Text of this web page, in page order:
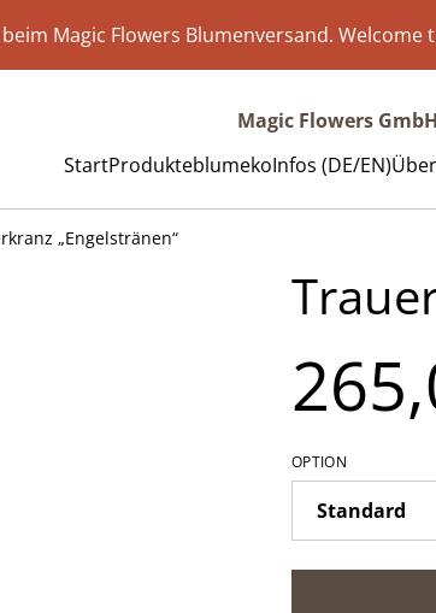
Magic Flowers Blumenversand. Welcome
Magic Flowers GmbH
StartProdukteblumekoInfos (DE/EN)
„Engelstränen“
OPTION